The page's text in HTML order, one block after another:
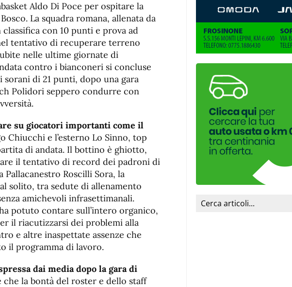
Aldo Di Poce per ospitare la
La squadra romana, allenata da
con 10 punti e prova ad
tentativo di recuperare terreno
nelle ultime giornate di
contro i bianconeri si concluse
di 21 punti, dopo una gara
Polidori seppero condurre con
su giocatori importanti come il
Chiucchi e l’esterno Lo Sinno, top
di andata. Il bottino è ghiotto,
il tentativo di record dei padroni di
Pallacanestro Roscilli Sora, la
solito, tra sedute di allenamento
amichevoli infrasettimanali.
potuto contare sull’intero organico,
il riacutizzarsi dei problemi alla
e altre inaspettate assenze che
il programma di lavoro.
dai media dopo la gara di
che la bontà del roster e dello staff